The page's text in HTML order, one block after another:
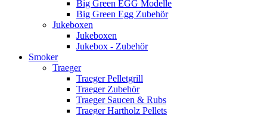
Big Green EGG Modelle
Big Green Egg Zubehör
Jukeboxen
Jukeboxen
Jukebox - Zubehör
Smoker
Traeger
Traeger Pelletgrill
Traeger Zubehör
Traeger Saucen & Rubs
Traeger Hartholz Pellets